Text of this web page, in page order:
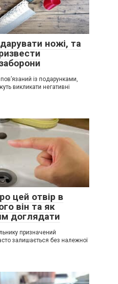
ножі, та
із подарунками,
викликати негативні
цей отвір в
він та як
доглядати
призначений
залишається без належної